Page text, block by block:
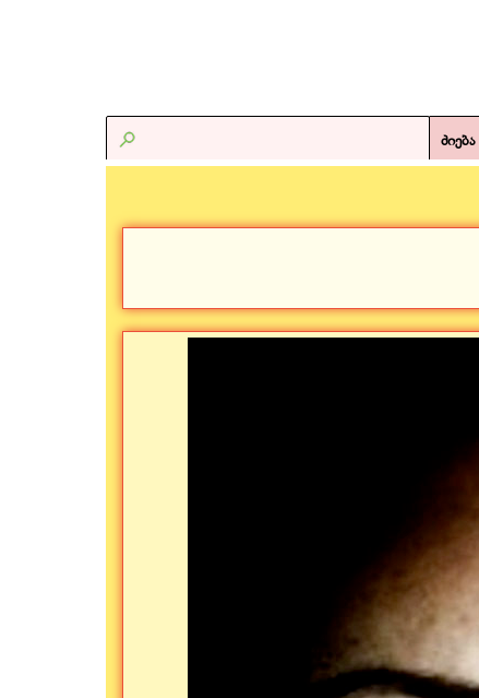
ძიება